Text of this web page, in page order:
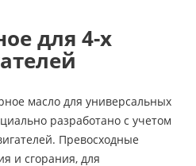
для 4-х
масло для универсальных
разработано с учетом
Превосходные
и сгорания, для